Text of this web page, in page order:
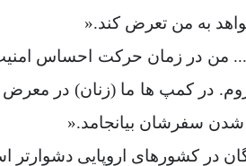
به من تعرض کند».
من در زمان حرکت احساس
در کمپ ها ما (زنان) در
شدن سفرشان بیانجامد».
در کشورهای اروپایی دشوارتر